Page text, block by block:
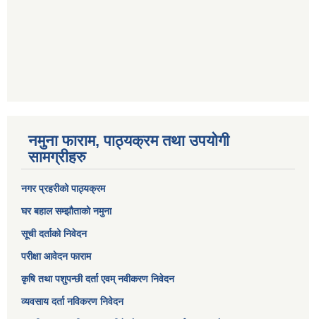
नमुना फाराम, पाठ्यक्रम तथा उपयोगी
सामग्रीहरु
नगर प्रहरीको पाठ्यक्रम
घर बहाल सम्झौताको नमुना
सूची दर्ताको निवेदन
परीक्षा आवेदन फाराम
कृषि तथा पशुपन्छी दर्ता एवम् नवीकरण निवेदन
व्यवसाय दर्ता नविकरण निवेदन